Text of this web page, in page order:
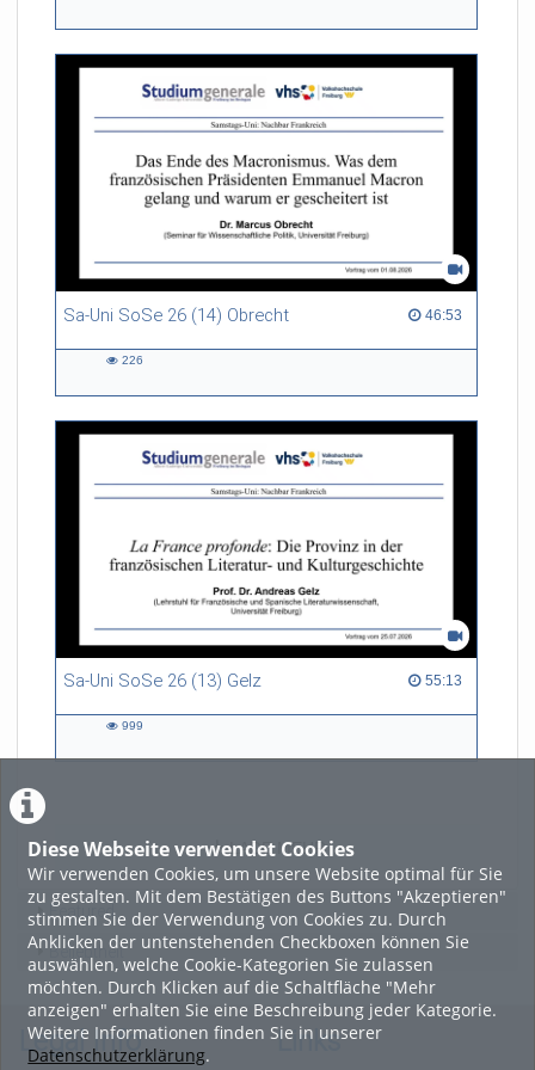
Diese Webseite verwendet Cookies
Wir verwenden Cookies, um unsere Website optimal für Sie
zu gestalten. Mit dem Bestätigen des Buttons "Akzeptieren"
stimmen Sie der Verwendung von Cookies zu. Durch
Anklicken der untenstehenden Checkboxen können Sie
auswählen, welche Cookie-Kategorien Sie zulassen
möchten. Durch Klicken auf die Schaltfläche "Mehr
anzeigen" erhalten Sie eine Beschreibung jeder Kategorie.
Weitere Informationen finden Sie in unserer
Datenschutzerklärung.
Sa-Uni SoSe 26 (14) Obrecht 46:53
46:53 duration
226
Sa-Uni SoSe 26 (13) Gelz 55:13
55:13 duration
999
LADE MEHR
Featured
Beliebtheit
Legal Info Links